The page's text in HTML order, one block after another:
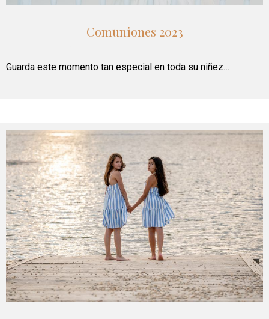
Comuniones 2023
Guarda este momento tan especial en toda su niñez…